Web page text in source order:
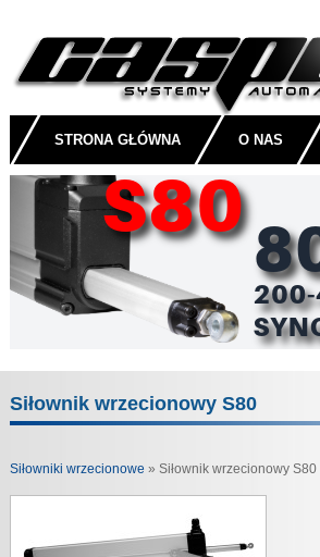
STRONA GŁÓWNA O NAS
Siłownik wrzecionowy S80
Siłowniki wrzecionowe » Siłownik wrzecionowy S80